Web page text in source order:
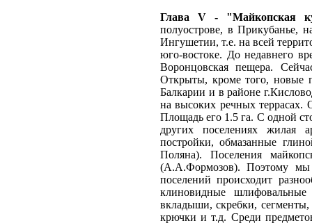
Глава V - "Майкопская
полуострове, в Прикубанье,
Ингушетии, т.е. на всей
юго-востоке. До недавнего
Воронцовская пещера.
Открыты, кроме того, новые
Балкарии и в районе
на высоких речных
Площадь его 1.5 га. С одной
других поселениях жилая
постройки, обмазанные
Поляна). Поселения
(А.А.Формозов). Поэтому мы
поселений происходит
клиновидные
вкладыши, скребки, сегменты,
крючки и т.д. Среди